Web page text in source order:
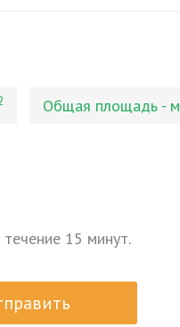
Общая площадь - м
15 минут.